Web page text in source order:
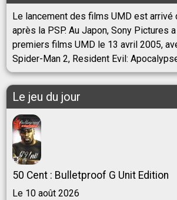
Le lancement des films UMD est arrivé
après la PSP. Au Japon, Sony Pictures
premiers films UMD le 13 avril 2005,
Spider-Man 2, Resident Evil:
Le jeu du jour
50 Cent : Bulletproof G Unit Edition
Le 10 août 2026